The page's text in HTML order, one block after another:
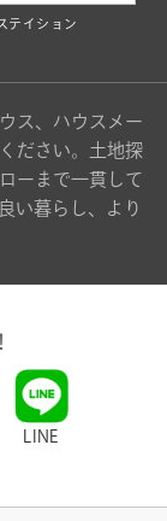
テイション
ス、ハウスメー
ださい。土地探
ーまで一貫して
い暮らし、より
LINE